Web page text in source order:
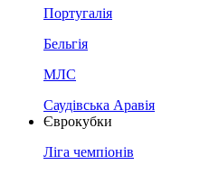
Португалія
Бельгія
МЛС
Саудівська Аравія
Єврокубки
Ліга чемпіонів